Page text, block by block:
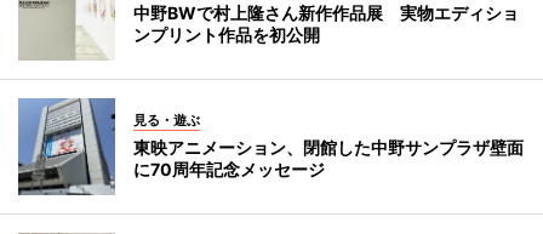
中野BWで村上隆さん新作作品展 実物エディショ
ンプリント作品を初公開
見る・遊ぶ
東映アニメーション、閉館した中野サンプラザ壁面
に70周年記念メッセージ